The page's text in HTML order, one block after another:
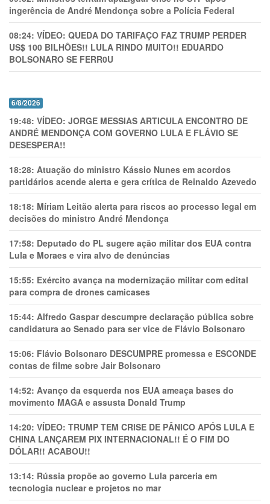
ingerência de André Mendonça sobre a Polícia Federal
08:24: VÍDEO: QUEDA DO TARIFAÇO FAZ TRUMP PERDER
US$ 100 BILHÕES!! LULA RINDO MUITO!! EDUARDO
BOLSONARO SE FERR0U
6/8/2026
19:48: VÍDEO: JORGE MESSIAS ARTICULA ENCONTRO DE
ANDRÉ MENDONÇA COM GOVERNO LULA E FLÁVIO SE
DESESPERA!!
18:28: Atuação do ministro Kássio Nunes em acordos
partidários acende alerta e gera crítica de Reinaldo Azevedo
18:18: Míriam Leitão alerta para riscos ao processo legal em
decisões do ministro André Mendonça
17:58: Deputado do PL sugere ação militar dos EUA contra
Lula e Moraes e vira alvo de denúncias
15:55: Exército avança na modernização militar com edital
para compra de drones camicases
15:44: Alfredo Gaspar descumpre declaração pública sobre
candidatura ao Senado para ser vice de Flávio Bolsonaro
15:06: Flávio Bolsonaro DESCUMPRE promessa e ESCONDE
contas de filme sobre Jair Bolsonaro
14:52: Avanço da esquerda nos EUA ameaça bases do
movimento MAGA e assusta Donald Trump
14:20: VÍDEO: TRUMP TEM CRlSE DE PÂNlCO APÓS LULA E
CHINA LANÇAREM PIX INTERNACIONAL!! É O FIM DO
DÓLAR!! ACABOU!!
13:14: Rússia propõe ao governo Lula parceria em
tecnologia nuclear e projetos no mar